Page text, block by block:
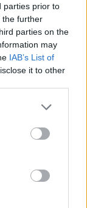
parties prior to
the further
parties on the
may
IAB’s List of
it to other